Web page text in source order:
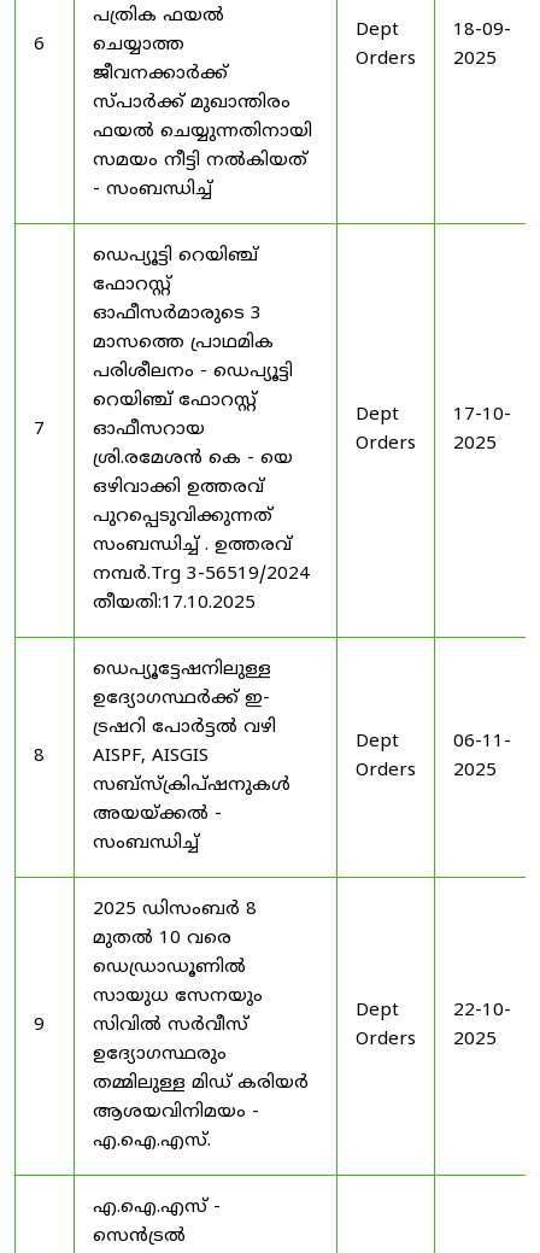
6
പത്രിക ഫയൽ
ചെയ്യാത്ത
ജീവനക്കാർക്ക്
സ്പാർക്ക് മുഖാന്തിരം
ഫയൽ ചെയ്യുന്നതിനായി
സമയം നീട്ടി നൽകിയത്
- സംബന്ധിച്ച്
Dept
Orders
18-09-
2025
7
ഡെപ്യൂട്ടി റെയിഞ്ച്
ഫോറസ്റ്റ്
ഓഫീസർമാരുടെ 3
മാസത്തെ പ്രാഥമിക
പരിശീലനം - ഡെപ്യൂട്ടി
റെയിഞ്ച് ഫോറസ്റ്റ്
ഓഫീസറായ
ശ്രി.രമേശൻ കെ - യെ
ഒഴിവാക്കി ഉത്തരവ്
പുറപ്പെടുവിക്കുന്നത്
സംബന്ധിച്ച് . ഉത്തരവ്
നമ്പർ.Trg 3-56519/2024
തീയതി:17.10.2025
Dept
Orders
17-10-
2025
8
ഡെപ്യൂട്ടേഷനിലുള്ള
ഉദ്യോഗസ്ഥർക്ക് ഇ-
ട്രഷറി പോർട്ടൽ വഴി
AISPF, AISGIS
സബ്‌സ്‌ക്രിപ്‌ഷനുകൾ
അയയ്ക്കൽ -
സംബന്ധിച്ച്
Dept
Orders
06-11-
2025
9
2025 ഡിസംബർ 8
മുതൽ 10 വരെ
ഡെഡ്രാഡൂണിൽ
സായുധ സേനയും
സിവിൽ സർവീസ്
ഉദ്യോഗസ്ഥരും
തമ്മിലുള്ള മിഡ് കരിയർ
ആശയവിനിമയം -
എ.ഐ.എസ്.
Dept
Orders
22-10-
2025
എ.ഐ.എസ് -
സെൻട്രൽ